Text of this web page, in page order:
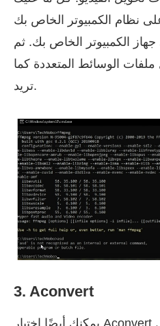
نظام الكمبيوتر الخاص بك
الكمبيوتر الخاص بك. ثم
الوسائط المتعددة كما
تريد.
3. Aconvert
يمكنك أيضًا اختيار Aconvert في حالة رغبتك في تحويل